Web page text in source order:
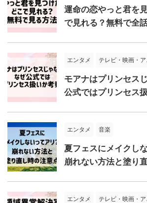
運命の恋やっと君を
で見れる？無料で全
エンタメ テレビ・映画・ア
モアナはプリンセス
公式ではプリンセス
エンタメ 音楽
夏フェスにメイクし
崩れない方法と塗り
エンタメ テレビ・映画・ア